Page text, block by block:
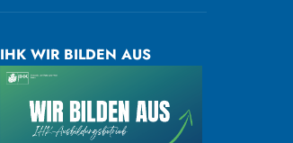
IHK WIR BILDEN AUS